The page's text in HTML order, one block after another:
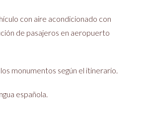
con aire acondicionado con
de pasajeros en aeropuerto
monumentos según el itinerario.
española.